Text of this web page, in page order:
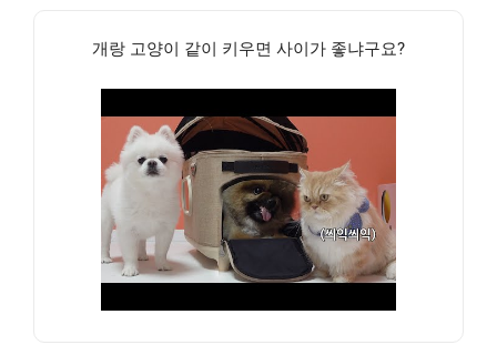
개랑 고양이 같이 키우면 사이가 좋냐구요?